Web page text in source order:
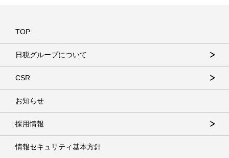
TOP
日税グループについて
CSR
お知らせ
採用情報
情報セキュリティ基本方針